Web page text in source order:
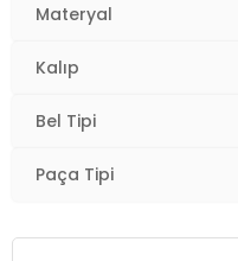
Materyal
Kalıp
Bel Tipi
Paça Tipi